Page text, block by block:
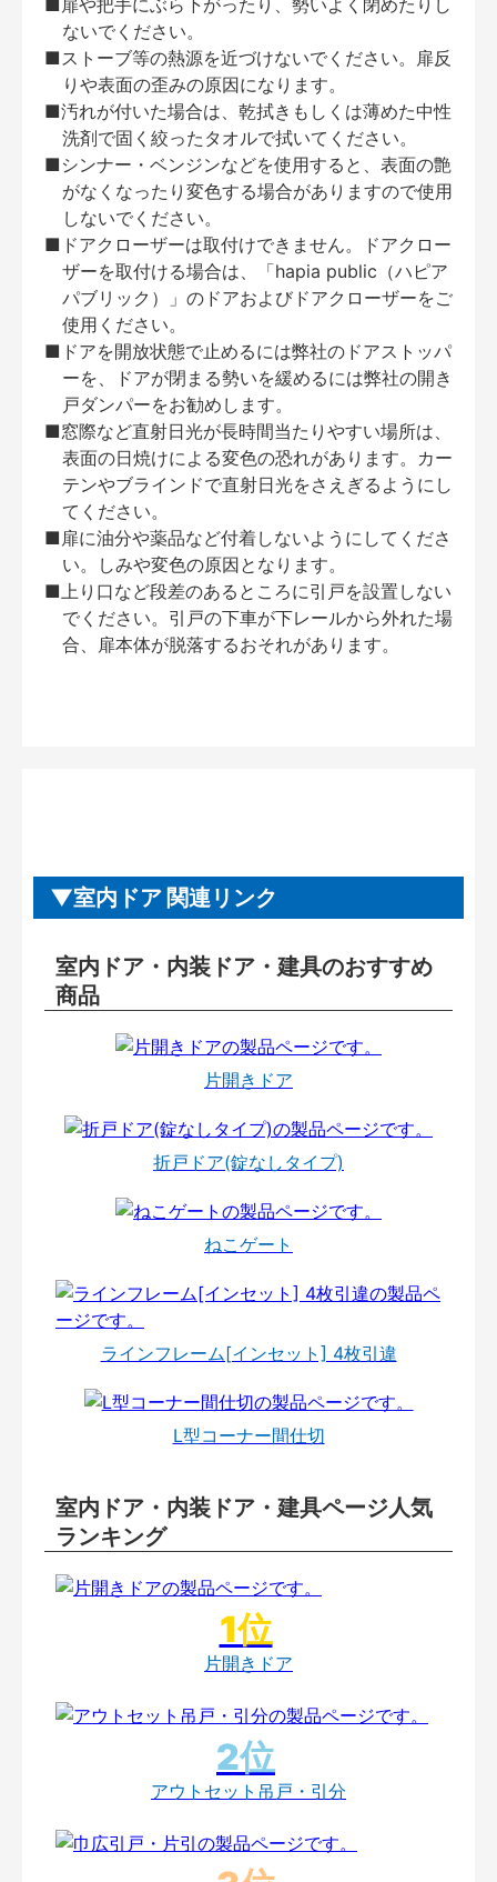
■扉や把手にぶら下がったり、勢いよく閉めたりし
ないでください。
■ストーブ等の熱源を近づけないでください。扉反
りや表面の歪みの原因になります。
■汚れが付いた場合は、乾拭きもしくは薄めた中性
洗剤で固く絞ったタオルで拭いてください。
■シンナー・ベンジンなどを使用すると、表面の艶
がなくなったり変色する場合がありますので使用
しないでください。
■ドアクローザーは取付けできません。ドアクロー
ザーを取付ける場合は、「hapia public（ハピア
パブリック）」のドアおよびドアクローザーをご
使用ください。
■ドアを開放状態で止めるには弊社のドアストッパ
ーを、ドアが閉まる勢いを緩めるには弊社の開き
戸ダンパーをお勧めします。
■窓際など直射日光が長時間当たりやすい場所は、
表面の日焼けによる変色の恐れがあります。カー
テンやブラインドで直射日光をさえぎるようにし
てください。
■扉に油分や薬品など付着しないようにしてくださ
い。しみや変色の原因となります。
■上り口など段差のあるところに引戸を設置しない
でください。引戸の下車が下レールから外れた場
合、扉本体が脱落するおそれがあります。
室内ドア 関連リンク
室内ドア・内装ドア・建具のおすすめ
商品
片開きドア
折戸ドア(錠なしタイプ)
ねこゲート
ラインフレーム[インセット] 4枚引違
L型コーナー間仕切
室内ドア・内装ドア・建具ページ人気
ランキング
片開きドア
アウトセット吊戸・引分